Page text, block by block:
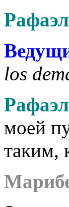
los
моей
таким,